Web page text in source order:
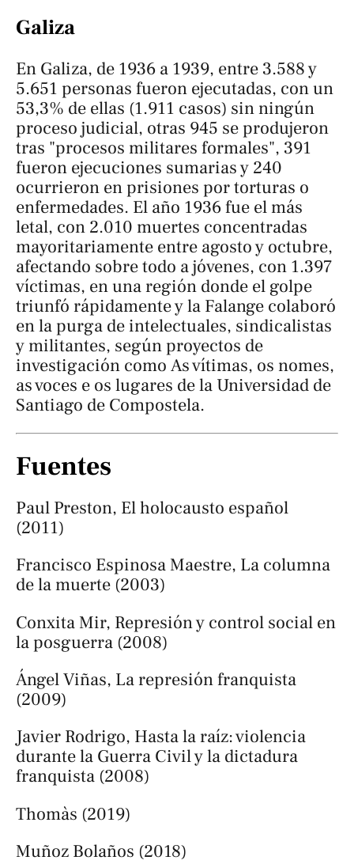
Galiza
En Galiza, de 1936 a 1939, entre 3.588 y
5.651 personas fueron ejecutadas, con un
53,3% de ellas (1.911 casos) sin ningún
proceso judicial, otras 945 se produjeron
tras "procesos militares formales", 391
fueron ejecuciones sumarias y 240
ocurrieron en prisiones por torturas o
enfermedades. El año 1936 fue el más
letal, con 2.010 muertes concentradas
mayoritariamente entre agosto y octubre,
afectando sobre todo a jóvenes, con 1.397
víctimas, en una región donde el golpe
triunfó rápidamente y la Falange colaboró
en la purga de intelectuales, sindicalistas
y militantes, según proyectos de
investigación como As vítimas, os nomes,
as voces e os lugares de la Universidad de
Santiago de Compostela.
Fuentes
Paul Preston, El holocausto español
(2011)
Francisco Espinosa Maestre, La columna
de la muerte (2003)
Conxita Mir, Represión y control social en
la posguerra (2008)
Ángel Viñas, La represión franquista
(2009)
Javier Rodrigo, Hasta la raíz: violencia
durante la Guerra Civil y la dictadura
franquista (2008)
Thomàs (2019)
Muñoz Bolaños (2018)